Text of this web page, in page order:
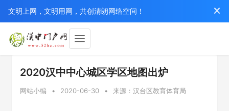
文明上网，文明用网，共创清朗网络空间！
2020汉中中心城区学区地图出炉
网站小编 • 2020-06-30 • 来源：汉台区教育体育局